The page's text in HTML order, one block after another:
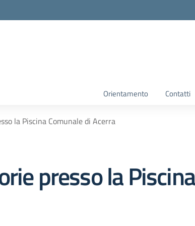
Orientamento Contatti
la Piscina Comunale di Acerra
presso la